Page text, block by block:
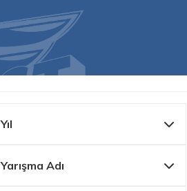
Yıl
Yarışma Adı